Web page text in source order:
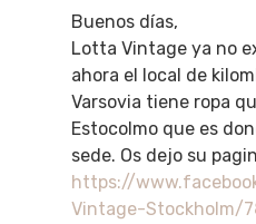
Buenos días,
Lotta Vintage ya no
ahora el local de
Varsovia tiene ropa
Estocolmo que es
sede. Os dejo su
https://
Vintage-Stockholm/